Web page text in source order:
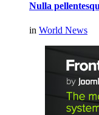
Nulla
in World News